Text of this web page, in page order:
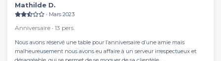
Mathilde D.
∙ Mars 2023
Anniversaire ∙ 13 pers.
Nous avons réservé une table pour l’anniversaire d’une amie mais
malheureusement nous avons eu affaire à un serveur irrespectueux et